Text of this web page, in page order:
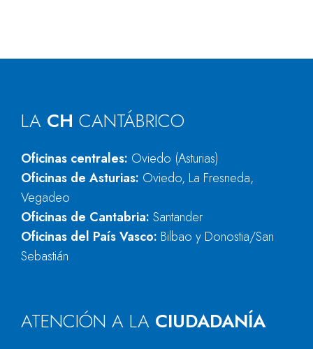
LA CH CANTÁBRICO
Oficinas centrales: Oviedo (Asturias)
Oficinas de Asturias: Oviedo, La Fresneda,
Vegadeo
Oficinas de Cantabria: Santander
Oficinas del País Vasco: Bilbao y Donostia/San
Sebastián
ATENCIÓN A LA CIUDADANÍA